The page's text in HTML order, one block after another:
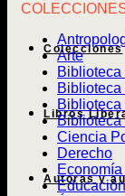
Colecciones
Libros
Autoras y
Arte
Biblioteca
Biblioteca
Biblioteca
Ciencia
Derecho
Educación